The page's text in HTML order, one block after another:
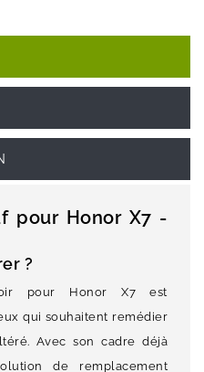
pour Honor X7 -
?
pour Honor X7 est
qui souhaitent remédier
Avec son cadre déjà
de remplacement